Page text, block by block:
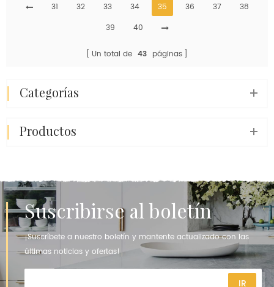
31 32 33 34 35 36 37
38
39
40
Un total de 43 páginas
categorías
productos
Suscribirse al boletín
¡Suscríbete a nuestro boletín y mantente actualizado con las
últimas noticias y ofertas!